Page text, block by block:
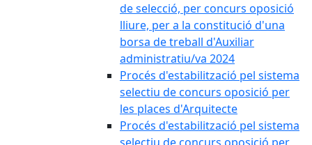
de selecció, per concurs oposició
lliure, per a la constitució d'una
borsa de treball d'Auxiliar
administratiu/va 2024
Procés d'estabilització pel sistema
selectiu de concurs oposició per
les places d'Arquitecte
Procés d'estabilització pel sistema